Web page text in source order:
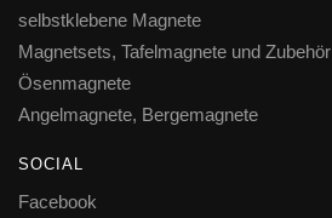
selbstklebene Magnete
Magnetsets, Tafelmagnete und Zubehör
Ösenmagnete
Angelmagnete, Bergemagnete
SOCIAL
Facebook